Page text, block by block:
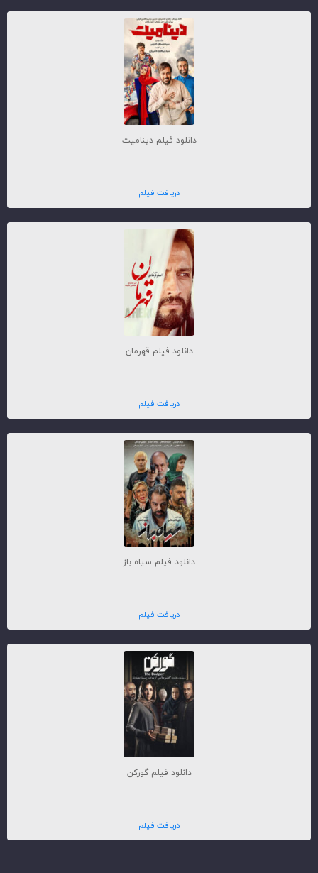
دانلود فیلم دینامیت
دریافت فیلم
دانلود فیلم قهرمان
دریافت فیلم
دانلود فیلم سیاه باز
دریافت فیلم
دانلود فیلم گورکن
دریافت فیلم